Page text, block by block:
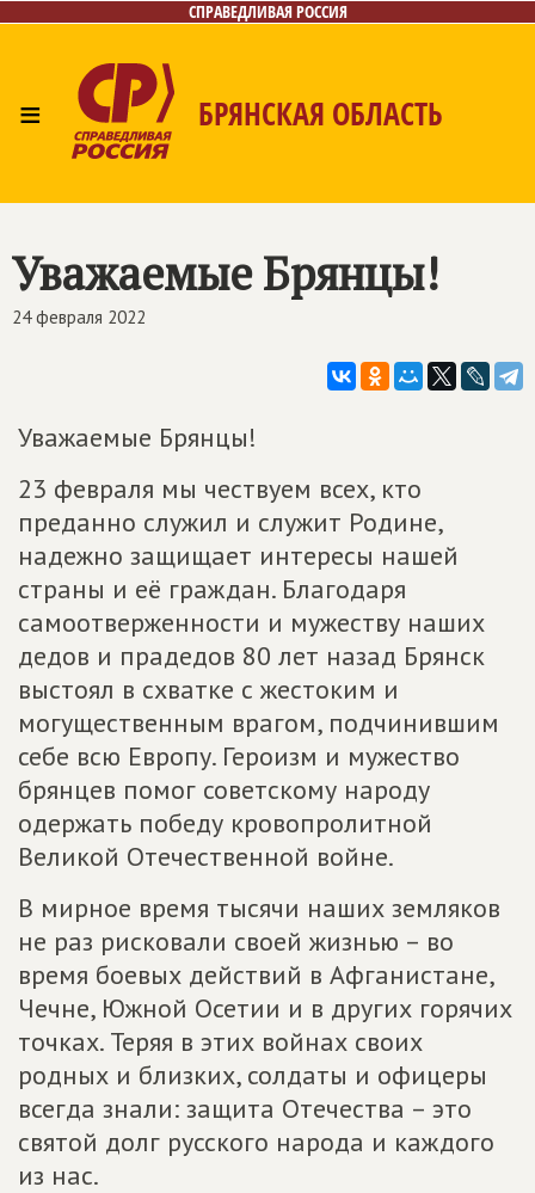
СПРАВЕДЛИВАЯ РОССИЯ
≡ БРЯНСКАЯ ОБЛАСТЬ
Контакты
Уважаемые Брянцы!
24 февраля 2022
Уважаемые Брянцы!
23 февраля мы чествуем всех, кто
преданно служил и служит Родине,
надежно защищает интересы нашей
страны и её граждан. Благодаря
самоотверженности и мужеству наших
дедов и прадедов 80 лет назад Брянск
выстоял в схватке с жестоким и
могущественным врагом, подчинившим
себе всю Европу. Героизм и мужество
брянцев помог советскому народу
одержать победу кровопролитной
Великой Отечественной войне.
В мирное время тысячи наших земляков
не раз рисковали своей жизнью – во
время боевых действий в Афганистане,
Чечне, Южной Осетии и в других горячих
точках. Теряя в этих войнах своих
родных и близких, солдаты и офицеры
всегда знали: защита Отечества – это
святой долг русского народа и каждого
из нас.